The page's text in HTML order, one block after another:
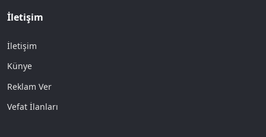
İletişim
İletişim
Künye
Reklam Ver
Vefat İlanları